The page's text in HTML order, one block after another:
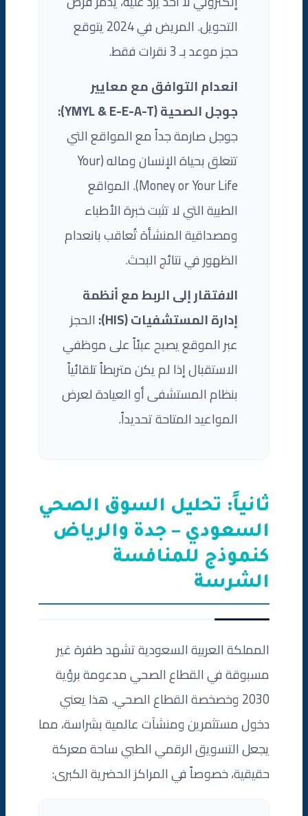
التحويل. المريض في 2024 يتوقع
حجز موعد بـ 3 نقرات فقط.
انعدام التوافق مع معايير
جوجل الصحية (YMYL & E-E-A-T):
جوجل صارمة جداً مع المواقع التي
تتعلق بحياة الإنسان وماله (Your
Money or Your Life). المواقع
الطبية التي لا تثبت خبرة الأطباء
ومصداقية المنشأة تُعاقب بانعدام
الظهور في نتائج البحث.
الافتقار إلى الربط مع أنظمة
إدارة المستشفيات (HIS):
الحجز
عبر الموقع يصبح عبئاً على موظفي
الاستقبال إذا لم يكن متربطاً تلقائياً
بنظام المستشفى أو العيادة لعرض
المواعيد المتاحة تحديداً.
ثانياً: تحليل السوق الصحي
السعودي – جدة والرياض
كنموذج للمنافسة
الشرسة
المملكة العربية السعودية تشهد طفرة غير
مسبوقة في القطاع الصحي مدعومة برؤية
2030 وخصخصة القطاع الصحي. هذا يعني
دخول مستثمرين ومنشآت عالمية بشراسة، مما
يجعل التسويق الرقمي الطبي ساحة معركة
حقيقية، خصوصاً في المراكز الحضرية الكبرى: